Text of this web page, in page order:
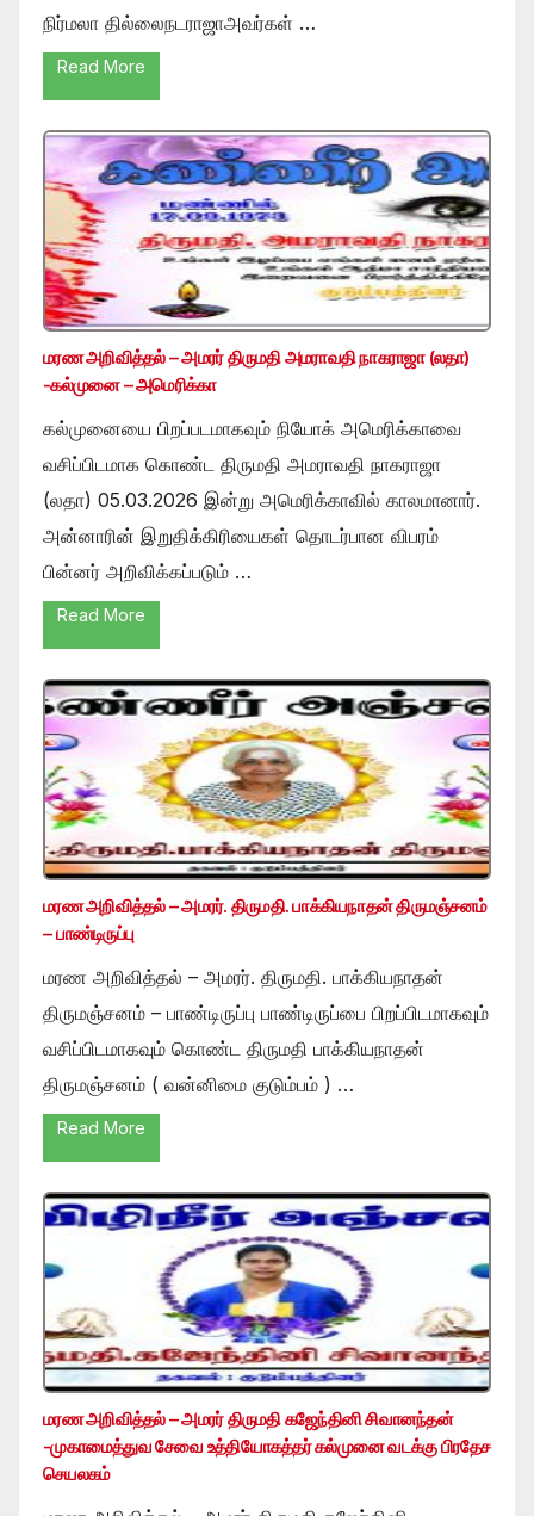
நிர்மலா தில்லைநடராஜாஅவர்கள் …
Read More
மரண அறிவித்தல் – அமரர் திருமதி அமராவதி நாகராஜா (லதா)
-கல்முனை – அமெரிக்கா
கல்முனையை பிறப்படமாகவும் நியோக் அமெரிக்காவை
வசிப்பிடமாக கொண்ட திருமதி அமராவதி நாகராஜா
(லதா) 05.03.2026 இன்று அமெரிக்காவில் காலமானார்.
அன்னாரின் இறுதிக்கிரியைகள் தொடர்பான விபரம்
பின்னர் அறிவிக்கப்படும் …
Read More
மரண அறிவித்தல் – அமரர். திருமதி. பாக்கியநாதன் திருமஞ்சனம்
– பாண்டிருப்பு
மரண அறிவித்தல் – அமரர். திருமதி. பாக்கியநாதன்
திருமஞ்சனம் – பாண்டிருப்பு பாண்டிருப்பை பிறப்பிடமாகவும்
வசிப்பிடமாகவும் கொண்ட திருமதி பாக்கியநாதன்
திருமஞ்சனம் ( வன்னிமை குடும்பம் ) …
Read More
மரண அறிவித்தல் – அமரர் திருமதி கஜேந்தினி சிவானந்தன்
-முகாமைத்துவ சேவை உத்தியோகத்தர் கல்முனை வடக்கு பிரதேச
செயலகம்